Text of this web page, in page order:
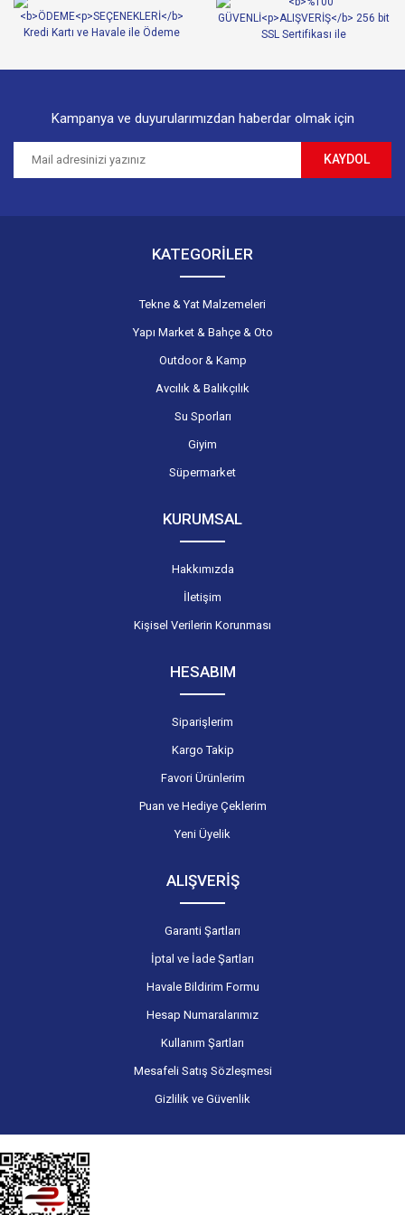
Ürün fiyatı diğer sitelerden daha pahalı.
Gönder
Kampanya ve duyurularımızdan haberdar olmak için
KAYDOL
KATEGORİLER
Tekne & Yat Malzemeleri
Yapı Market & Bahçe & Oto
Outdoor & Kamp
Avcılık & Balıkçılık
Su Sporları
Giyim
Süpermarket
KURUMSAL
Hakkımızda
İletişim
Kişisel Verilerin Korunması
HESABIM
Siparişlerim
Kargo Takip
Favori Ürünlerim
Puan ve Hediye Çeklerim
Yeni Üyelik
ALIŞVERİŞ
Garanti Şartları
İptal ve İade Şartları
Havale Bildirim Formu
Hesap Numaralarımız
Kullanım Şartları
Mesafeli Satış Sözleşmesi
Gizlilik ve Güvenlik